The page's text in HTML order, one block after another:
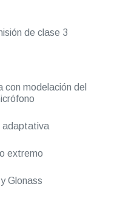
de clase 3
modelación del
adaptativa
extremo
Glonass